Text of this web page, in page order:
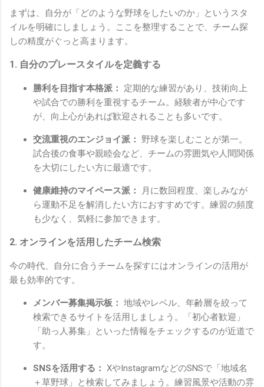
まずは、自分が「どのような野球をしたいのか」というスタ
イルを明確にしましょう。ここを整理することで、チーム探
しの精度がぐっと高まります。
1. 自分のプレースタイルを定義する
勝利を目指す本格派：
定期的な練習があり、技術向上
や試合での勝利を重視するチーム。経験者が中心です
が、向上心があれば歓迎されることも多いです。
交流重視のエンジョイ派：
野球を楽しむことが第一。
試合後の食事や親睦会など、チームの雰囲気や人間関係
を大切にしたい方に最適です。
健康維持のマイペース派：
月に数回程度、楽しみなが
ら運動不足を解消したい方におすすめです。練習の頻度
も少なく、気軽に参加できます。
2. オンラインを活用したチーム検索
今の時代、自分に合うチームを探すにはオンラインの活用が
最も効率的です。
メンバー募集掲示板： 地域やレベル、年齢層を絞って
検索できるサイトを活用しましょう。「初心者歓迎」
「助っ人募集」といった情報をチェックするのが近道で
す。
SNSを活用する： XやInstagramなどのSNSで「地域名
＋草野球」と検索してみましょう。練習風景や活動の雰